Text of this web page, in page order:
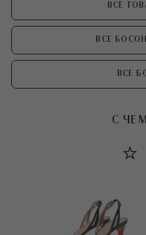
ВСЕ
ВСЕ
ВСЕ
С